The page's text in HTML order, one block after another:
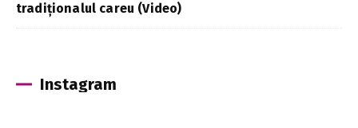
tradiționalul careu (Video)
Instagram